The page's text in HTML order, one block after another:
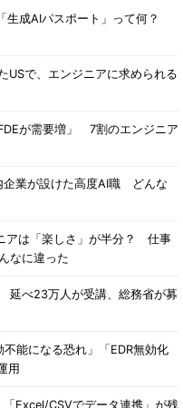
生成AIパスポート」って何？
USで、エンジニアに求められる
が需要増」 7割のエンジニア
業が設けた高度AI職 どんな
アは「楽しさ」が半分？ 仕事
なに違った
延べ23万人が受講、総務省が募
能になる恐れ」「EDR無効化
用
「Excel/CSVでデータ連携」が残